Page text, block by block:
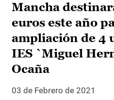
Mancha
euros este año
ampliación de 4
IES `Miguel
Ocaña
03 de Febrero de 2021